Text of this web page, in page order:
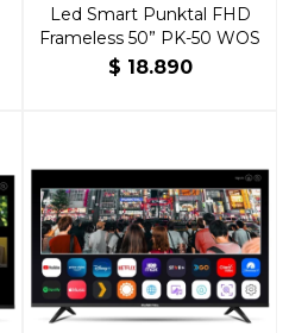
Led Smart Punktal FHD
Frameless 50” PK-50 WOS
$ 18.890